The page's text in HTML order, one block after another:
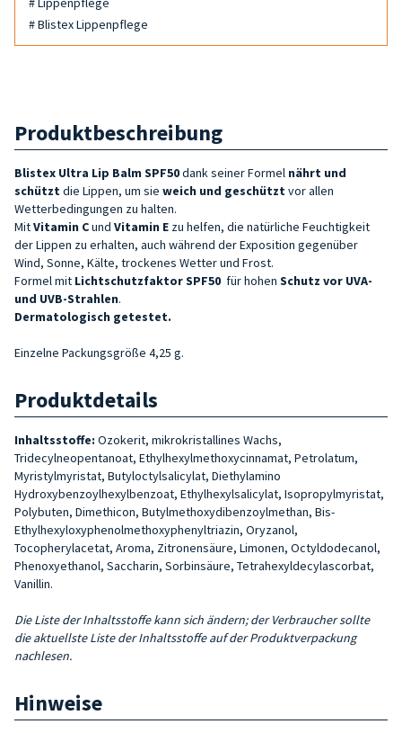
# Blistex Lippenpflege
Produktbeschreibung
Blistex Ultra Lip Balm SPF50dank seiner Formel nährt und
schützt die Lippen, um sie weich und geschützt vor allen
Wetterbedingungen zu halten.
MitVitamin Cund Vitamin E zu helfen, die natürliche Feuchtigkeit
der Lippen zu erhalten, auch während der Exposition gegenüber
Wind, Sonne, Kälte, trockenes Wetter und Frost.
Formel mit Lichtschutzfaktor SPF50 für hohen Schutz vor UVA-
und UVB-Strahlen.
Dermatologisch getestet.
Einzelne Packungsgröße 4,25 g.
Produktdetails
Inhaltsstoffe: Ozokerit, mikrokristallines Wachs,
Tridecylneopentanoat, Ethylhexylmethoxycinnamat, Petrolatum,
Myristylmyristat, Butyloctylsalicylat, Diethylamino
Hydroxybenzoylhexylbenzoat, Ethylhexylsalicylat, Isopropylmyristat,
Polybuten, Dimethicon, Butylmethoxydibenzoylmethan, Bis-
Ethylhexyloxyphenolmethoxyphenyltriazin, Oryzanol,
Tocopherylacetat, Aroma, Zitronensäure, Limonen, Octyldodecanol,
Phenoxyethanol, Saccharin, Sorbinsäure, Tetrahexyldecylascorbat,
Vanillin.
Die Liste der Inhaltsstoffe kann sich ändern; der Verbraucher sollte
die aktuellste Liste der Inhaltsstoffe auf der Produktverpackung
nachlesen.
Hinweise